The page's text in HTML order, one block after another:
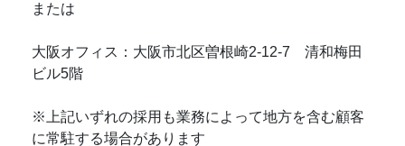
または
大阪オフィス：大阪市北区曽根崎2-12-7 清和梅田
ビル5階
※上記いずれの採用も業務によって地方を含む顧客
に常駐する場合があります